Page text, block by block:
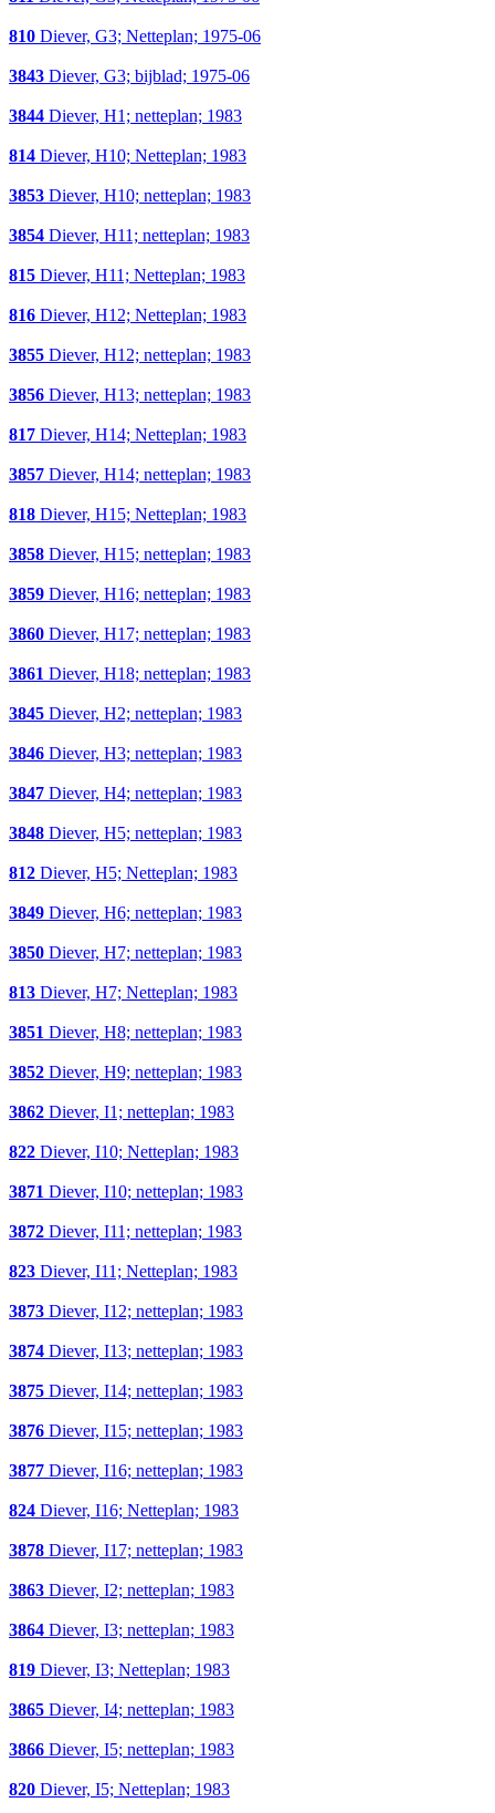
810 Diever, G3; Netteplan; 1975-06
3843 Diever, G3; bijblad; 1975-06
3844 Diever, H1; netteplan; 1983
814 Diever, H10; Netteplan; 1983
3853 Diever, H10; netteplan; 1983
3854 Diever, H11; netteplan; 1983
815 Diever, H11; Netteplan; 1983
816 Diever, H12; Netteplan; 1983
3855 Diever, H12; netteplan; 1983
3856 Diever, H13; netteplan; 1983
817 Diever, H14; Netteplan; 1983
3857 Diever, H14; netteplan; 1983
818 Diever, H15; Netteplan; 1983
3858 Diever, H15; netteplan; 1983
3859 Diever, H16; netteplan; 1983
3860 Diever, H17; netteplan; 1983
3861 Diever, H18; netteplan; 1983
3845 Diever, H2; netteplan; 1983
3846 Diever, H3; netteplan; 1983
3847 Diever, H4; netteplan; 1983
3848 Diever, H5; netteplan; 1983
812 Diever, H5; Netteplan; 1983
3849 Diever, H6; netteplan; 1983
3850 Diever, H7; netteplan; 1983
813 Diever, H7; Netteplan; 1983
3851 Diever, H8; netteplan; 1983
3852 Diever, H9; netteplan; 1983
3862 Diever, I1; netteplan; 1983
822 Diever, I10; Netteplan; 1983
3871 Diever, I10; netteplan; 1983
3872 Diever, I11; netteplan; 1983
823 Diever, I11; Netteplan; 1983
3873 Diever, I12; netteplan; 1983
3874 Diever, I13; netteplan; 1983
3875 Diever, I14; netteplan; 1983
3876 Diever, I15; netteplan; 1983
3877 Diever, I16; netteplan; 1983
824 Diever, I16; Netteplan; 1983
3878 Diever, I17; netteplan; 1983
3863 Diever, I2; netteplan; 1983
3864 Diever, I3; netteplan; 1983
819 Diever, I3; Netteplan; 1983
3865 Diever, I4; netteplan; 1983
3866 Diever, I5; netteplan; 1983
820 Diever, I5; Netteplan; 1983